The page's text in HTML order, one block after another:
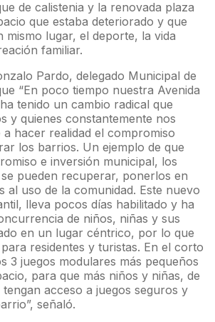
de calistenia y la renovada plaza
que estaba deteriorado y que
mismo lugar, el deporte, la vida
familiar.
Pardo, delegado Municipal de
“En poco tiempo nuestra Avenida
tenido un cambio radical que
y quienes constantemente nos
a hacer realidad el compromiso
los barrios. Un ejemplo de que
e inversión municipal, los
pueden recuperar, ponerlos en
al uso de la comunidad. Este nuevo
lleva pocos días habilitado y ha
de niños, niñas y sus
en un lugar céntrico, por lo que
residentes y turistas. En el corto
3 juegos modulares más pequeños
para que más niños y niñas, de
acceso a juegos seguros y
señaló.